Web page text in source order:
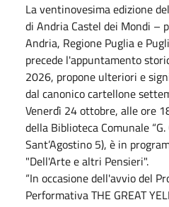
La ventinovesima edizione
di Andria Castel dei Mondi –
Andria, Regione Puglia e
precede l'appuntamento
2026, propone ulteriori e
dal canonico cartellone
Venerdì 24 ottobre, alle ore
della Biblioteca Comunale
Sant’Agostino 5), è in
"Dell'Arte e altri Pensieri".
“In occasione dell'avvio del
Performativa THE GREAT